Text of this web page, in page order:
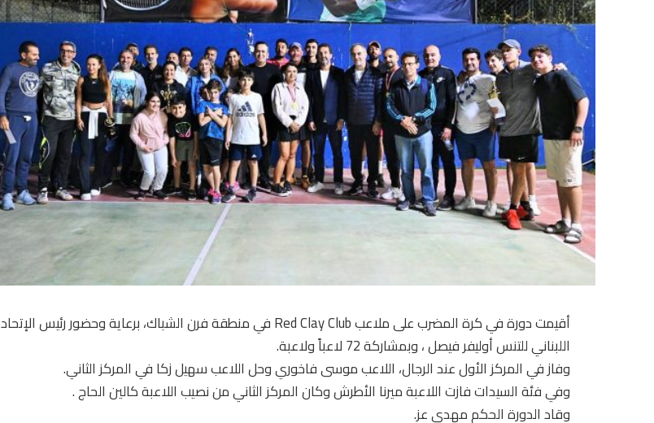
أقيمت دورة في كرة المضرب على ملاعب Red Clay Club في منطقة فرن الشباك، برعاية وحضور رئيس الإتحاد
اللبناني للتنس أوليفر فيصل ، وبمشاركة 72 لاعباً ولاعبة.
وفاز في المركز الأول عند الرجال، اللاعب موسى فاخوري وحل اللاعب سهيل زكا في المركز الثاني.
وفي فئة السيدات فازت اللاعبة ميرنا الأطرش وكان المركز الثاني من نصيب اللاعبة كالين الحاج .
وقاد الدورة الحكم مهدي عز.